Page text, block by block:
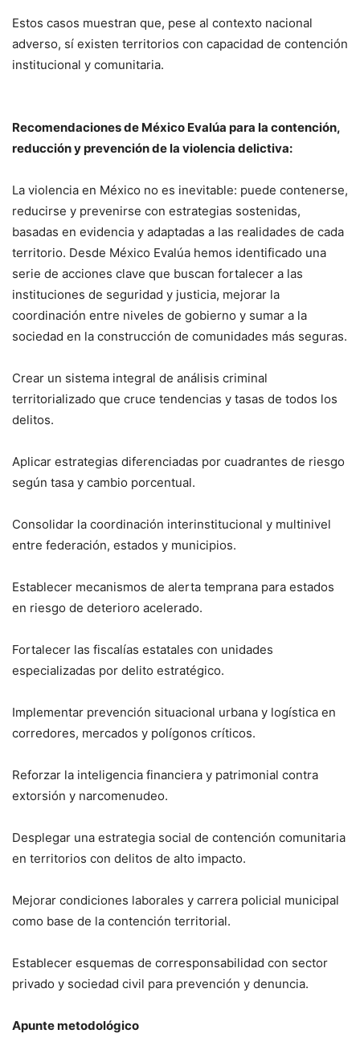
Estos casos muestran que, pese al contexto nacional
adverso, sí existen territorios con capacidad de contención
institucional y comunitaria.
Recomendaciones de México Evalúa para la contención,
reducción y prevención de la violencia delictiva:
La violencia en México no es inevitable: puede contenerse,
reducirse y prevenirse con estrategias sostenidas,
basadas en evidencia y adaptadas a las realidades de cada
territorio. Desde México Evalúa hemos identificado una
serie de acciones clave que buscan fortalecer a las
instituciones de seguridad y justicia, mejorar la
coordinación entre niveles de gobierno y sumar a la
sociedad en la construcción de comunidades más seguras.
Crear un sistema integral de análisis criminal
territorializado que cruce tendencias y tasas de todos los
delitos.
Aplicar estrategias diferenciadas por cuadrantes de riesgo
según tasa y cambio porcentual.
Consolidar la coordinación interinstitucional y multinivel
entre federación, estados y municipios.
Establecer mecanismos de alerta temprana para estados
en riesgo de deterioro acelerado.
Fortalecer las fiscalías estatales con unidades
especializadas por delito estratégico.
Implementar prevención situacional urbana y logística en
corredores, mercados y polígonos críticos.
Reforzar la inteligencia financiera y patrimonial contra
extorsión y narcomenudeo.
Desplegar una estrategia social de contención comunitaria
en territorios con delitos de alto impacto.
Mejorar condiciones laborales y carrera policial municipal
como base de la contención territorial.
Establecer esquemas de corresponsabilidad con sector
privado y sociedad civil para prevención y denuncia.
Apunte metodológico